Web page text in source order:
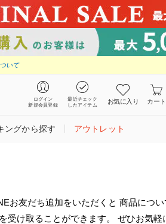
いて
ログイン
新規会員登録
最近チェック
したアイテム
お気に入り カート
ングから探す アウトレット
お友だち追加をいただくと 商品につ
受け取ることができます。 ぜひお気